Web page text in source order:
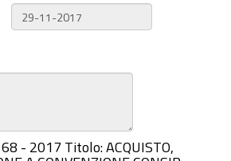
- 2017 Titolo: ACQUISTO,